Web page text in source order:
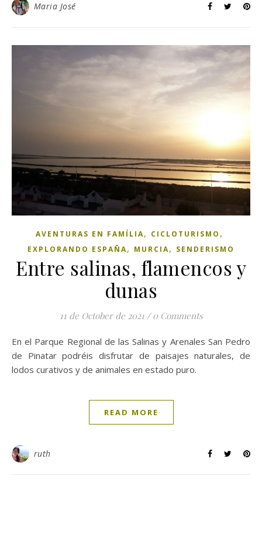
Maria José
AVENTURAS EN FAMÍLIA, CICLOTURISMO ,
EXPLORANDO ESPAÑA, MURCIA, SENDERISMO
Entre salinas, flamencos y
dunas
11 de October de 2021 / 0 Comments
En el Parque Regional de las Salinas y Arenales San Pedro
de Pinatar podréis disfrutar de paisajes naturales, de
lodos curativos y de animales en estado puro.
READ MORE
ruth